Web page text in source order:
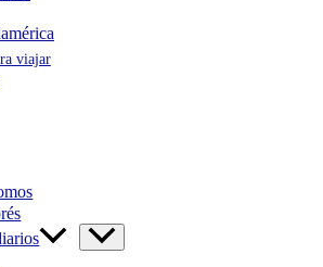
viajar